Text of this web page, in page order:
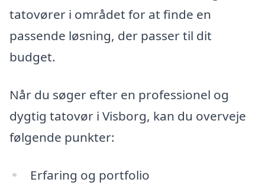
tatovører i området for at finde en
passende løsning, der passer til dit
budget.
Når du søger efter en professionel og
dygtig tatovør i Visborg, kan du overveje
følgende punkter:
Erfaring og portfolio